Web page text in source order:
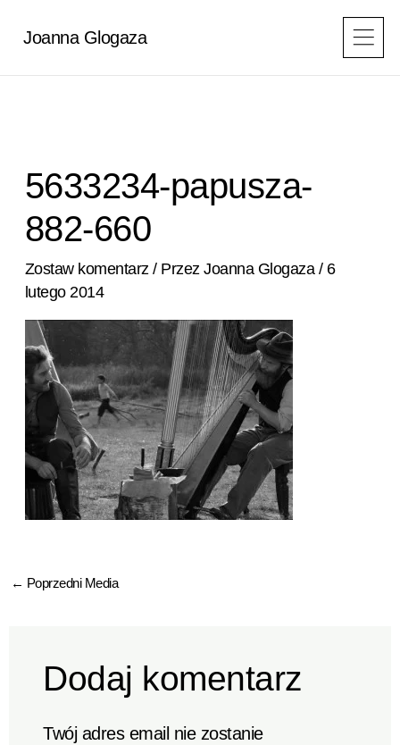
Joanna Glogaza
5633234-papusza-
882-660
Zostaw komentarz / PrzezJoanna Glogaza / 6
lutego 2014
← Poprzedni Media
Dodaj komentarz
Twój adres email nie zostanie